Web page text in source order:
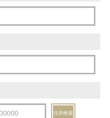
住所検索